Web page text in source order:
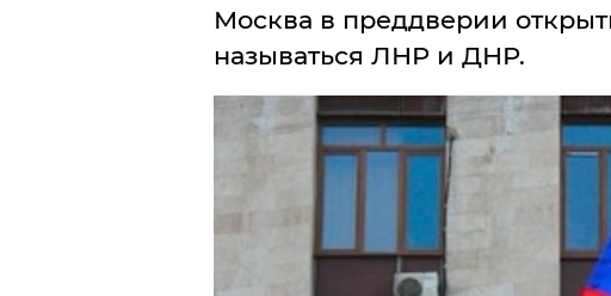
Москва в преддверии
называться ЛНР и ДНР.